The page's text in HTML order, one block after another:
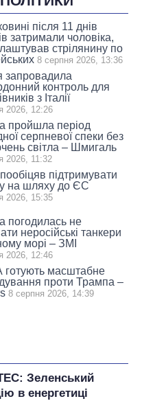
після 11 днів
затримали чоловіка,
стрілянину по
8 серпня 2026, 13:36
запровадила
контроль для
з Італії
2026, 12:26
пройшла період
серпневої спеки без
світла – Шмигаль
2026, 11:32
підтримувати
на шляху до ЄС
2026, 15:35
погодилась не
неросійські танкери
морі – ЗМІ
2026, 12:46
масштабне
проти Трампа –
8 серпня 2026, 14:39
Зеленський
в енергетиці